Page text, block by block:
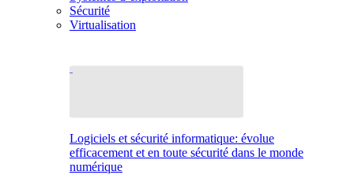
Sécurité
Virtualisation
Logiciels et sécurité informatique: évolue
efficacement et en toute sécurité dans le monde
numérique